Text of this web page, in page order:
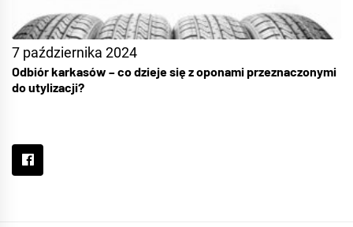
7 października 2024
Odbiór karkasów – co dzieje się z oponami przeznaczonymi
do utylizacji?